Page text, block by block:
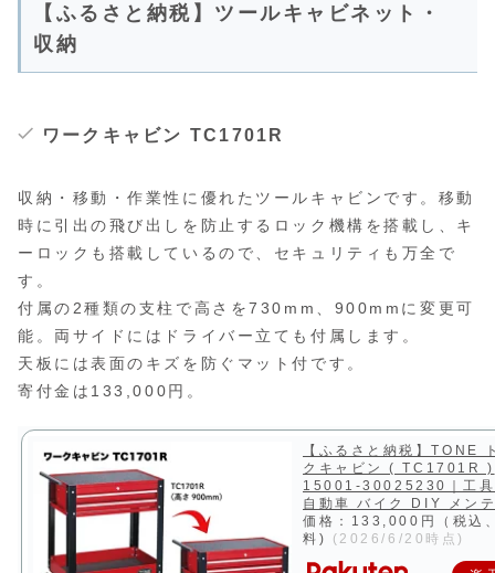
【ふるさと納税】ツールキャビネット・
収納
ワークキャビン TC1701R
収納・移動・作業性に優れたツールキャビンです。移動
時に引出の飛び出しを防止するロック機構を搭載し、キ
ーロックも搭載しているので、セキュリティも万全で
す。
付属の2種類の支柱で高さを730mm、900mmに変更可
能。両サイドにはドライバー立ても付属します。
天板には表面のキズを防ぐマット付です。
寄付金は133,000円。
【ふるさと納税】TONE
クキャビン ( TC1701R )
15001-30025230｜工
自動車 バイク DIY メン
価格：133,000円（税込
料)
(2026/6/20時点)